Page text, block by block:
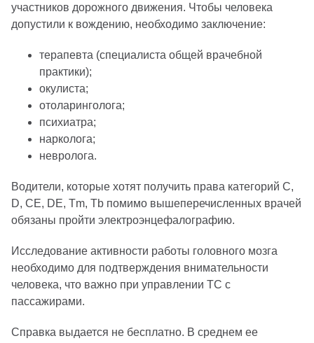
участников дорожного движения. Чтобы человека
допустили к вождению, необходимо заключение:
терапевта (специалиста общей врачебной
практики);
окулиста;
отоларинголога;
психиатра;
нарколога;
невролога.
Водители, которые хотят получить права категорий C,
D, CE, DE, Tm, Tb помимо вышеперечисленных врачей
обязаны пройти электроэнцефалографию.
Исследование активности работы головного мозга
необходимо для подтверждения внимательности
человека, что важно при управлении ТС с
пассажирами.
Справка выдается не бесплатно. В среднем ее